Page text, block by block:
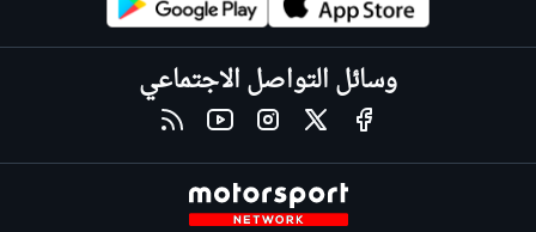
وسائل التواصل الاجتماعي